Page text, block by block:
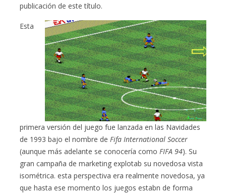
publicación de este título.
Esta
primera versión del juego fue lanzada en las Navidades
de 1993 bajo el nombre de Fifa International Soccer
(aunque más adelante se conocería como FIFA 94). Su
gran campaña de marketing explotab su novedosa vista
isométrica. esta perspectiva era realmente novedosa, ya
que hasta ese momento los juegos estabn de forma